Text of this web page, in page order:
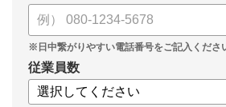
従業員数